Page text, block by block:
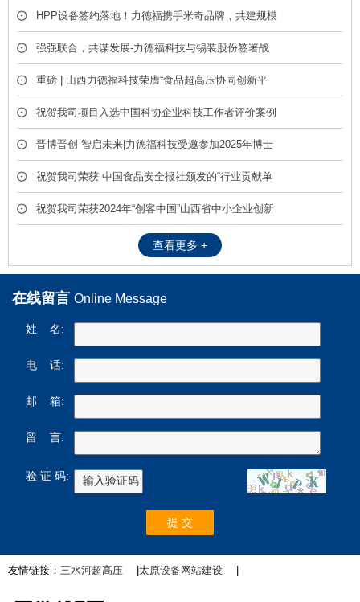
HPP设备签约落地！力德福携手米奇品牌，共建规模
化冷榨饮品产线
强强联合，共谋发展-力德福科技与锡装股份签署战
略合作框架协议
重磅 | 山西力德福科技荣膺“食品超高压协同创新平
台共创单位”，携手产业链共筑非热加工新生态
祝贺我司项目入选中国科协企业科技工作者评价案例
库
晋博晋创 智启未来|力德福科技受邀参加2025年博士
后创新创业成果展
祝贺我司荣获 中国食品安全报社颁发的“行业贡献单
位” 荣誉称号
祝贺我司荣获2024年“创客中国”山西省中小企业创新
查看更多 +
在线留言 Online Message
姓 名:
电 话:
邮 箱:
留 言:
验 证 码:
友情链接： 三水河超高压 |太原设备网站建设 |